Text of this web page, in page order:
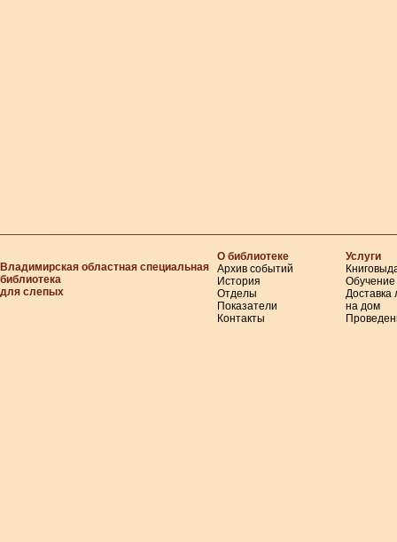
Владимирская областная специальная
библиотека
для слепых
О библиотеке
Архив событий
История
Отделы
Показатели
Контакты
Услуги
Обучение
Доставка
на дом